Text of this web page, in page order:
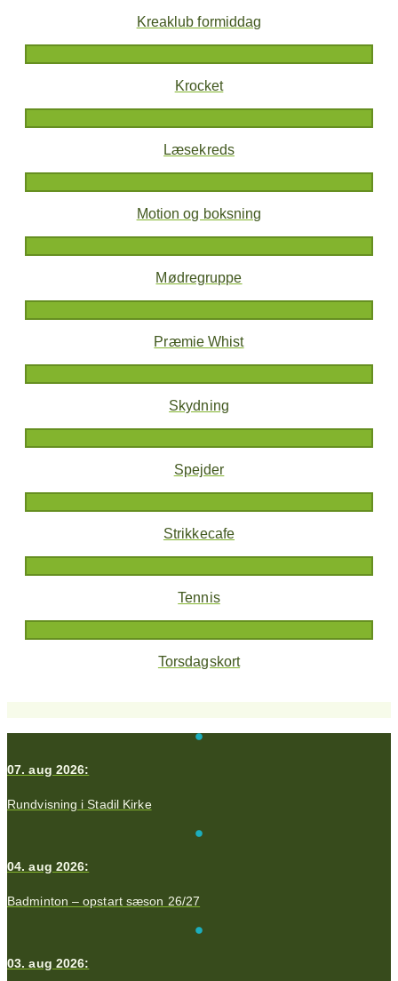
Kreaklub formiddag
Krocket
Læsekreds
Motion og boksning
Mødregruppe
Præmie Whist
Skydning
Spejder
Strikkecafe
Tennis
Torsdagskort
07. aug 2026:
Rundvisning i Stadil Kirke
04. aug 2026:
Badminton – opstart sæson 26/27
03. aug 2026: